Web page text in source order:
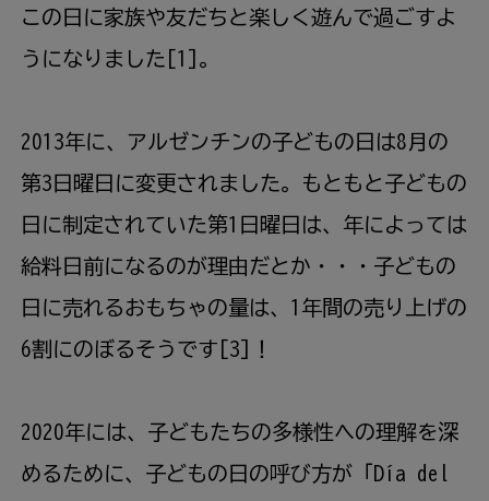
この日に家族や友だちと楽しく遊んで過ごすよ
うになりました[1]。
2013年に、アルゼンチンの子どもの日は8 月 の
第3日曜日に変更されました。もともと子どもの
日に制定されていた第1日曜日は、年によっては
給料日前になるのが理由だとか・・・子どもの
日に売れるおもちゃの量は、1年間の売り上げの
6割にのぼるそうです[3]！
2020年には、子どもたちの多様性への理解を深
めるために、子どもの日の呼び方が「Día del